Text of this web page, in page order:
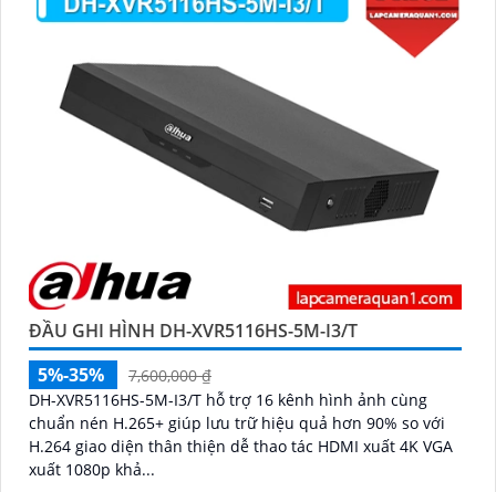
ĐẦU GHI HÌNH DH-XVR5116HS-5M-I3/T
5%-35%
7,600,000 ₫
DH-XVR5116HS-5M-I3/T hỗ trợ 16 kênh hình ảnh cùng
chuẩn nén H.265+ giúp lưu trữ hiệu quả hơn 90% so với
H.264 giao diện thân thiện dễ thao tác HDMI xuất 4K VGA
xuất 1080p khả...